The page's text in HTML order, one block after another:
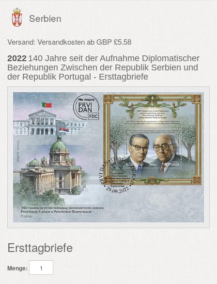
Serbien
Versand: Versandkosten ab GBP £5.58
2022 140 Jahre seit der Aufnahme Diplomatischer
Beziehungen Zwischen der Republik Serbien und
der Republik Portugal - Ersttagbriefe
Ersttagbriefe
Menge: